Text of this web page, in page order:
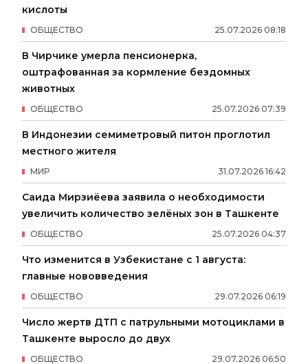
кислоты
25.07.2026 08:18
ОБЩЕСТВО
В Чирчике умерла пенсионерка,
оштрафованная за кормление бездомных
животных
25.07.2026 07:39
ОБЩЕСТВО
В Индонезии семиметровый питон проглотил
местного жителя
31.07.2026 16:42
МИР
Саида Мирзиёева заявила о необходимости
увеличить количество зелёных зон в Ташкенте
25.07.2026 04:37
ОБЩЕСТВО
Что изменится в Узбекистане с 1 августа:
главные нововведения
29.07.2026 06:19
ОБЩЕСТВО
Число жертв ДТП с патрульными мотоциклами в
Ташкенте выросло до двух
29.07.2026 06:50
ОБЩЕСТВО